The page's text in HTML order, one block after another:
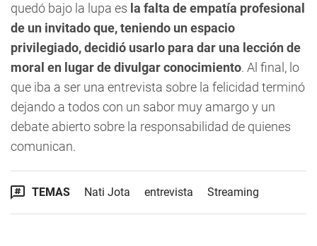
quedó bajo la lupa es la falta de empatía profesional
de un invitado que, teniendo un espacio
privilegiado, decidió usarlo para dar una lección de
moral en lugar de divulgar conocimiento. Al final, lo
que iba a ser una entrevista sobre la felicidad terminó
dejando a todos con un sabor muy amargo y un
debate abierto sobre la responsabilidad de quienes
comunican.
TEMAS Nati Jota entrevista Streaming